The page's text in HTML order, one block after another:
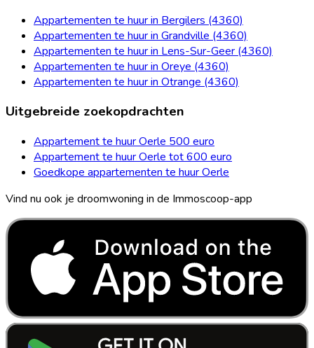
Appartementen te huur in Bergilers (4360)
Appartementen te huur in Grandville (4360)
Appartementen te huur in Lens-Sur-Geer (4360)
Appartementen te huur in Oreye (4360)
Appartementen te huur in Otrange (4360)
Uitgebreide zoekopdrachten
Appartement te huur Oerle 500 euro
Appartement te huur Oerle tot 600 euro
Goedkope appartementen te huur Oerle
Vind nu ook je droomwoning in de Immoscoop-app